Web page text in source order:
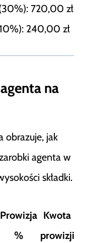
720,00 zł
240,00 zł
na
obrazuje, jak
agenta w
składki.
Prowizja
%
Kwota
prowizji